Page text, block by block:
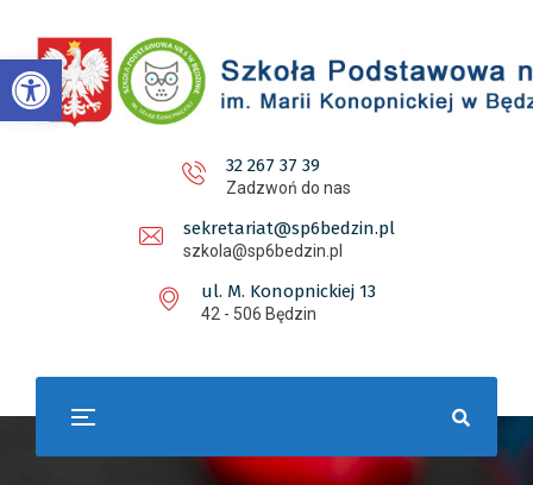
Otwórz pasek narzędzi
32 267 37 39
Zadzwoń do nas
sekretariat@sp6bedzin.pl
szkola@sp6bedzin.pl
ul. M. Konopnickiej 13
42 - 506 Będzin